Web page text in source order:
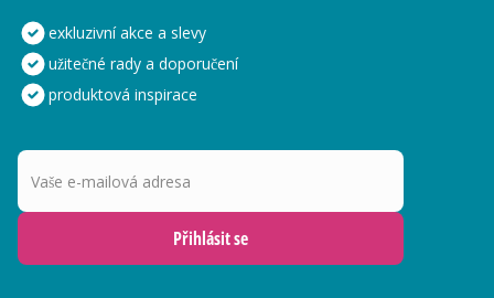
exkluzivní akce a slevy
užitečné rady a doporučení
produktová inspirace
Vaše e-mailová adresa
Přihlásit se